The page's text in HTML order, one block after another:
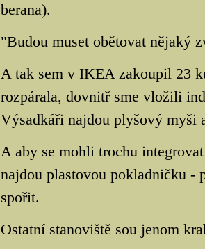
berana).
"Budou muset obětovat nějaký
A tak sem v IKEA zakoupil 23
rozpárala, dovnitř sme vložili
Výsadkáři najdou plyšový myši
A aby se mohli trochu
najdou plastovou pokladničku -
spořit.
Ostatní stanoviště sou jenom